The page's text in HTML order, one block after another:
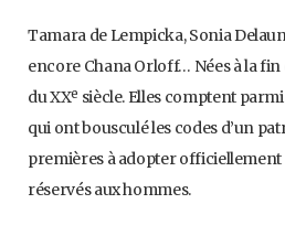
Tamara de Lempicka, Sonia
encore Chana Orloff… Nées à la fin
du XXe siècle. Elles comptent
qui ont bousculé les codes d’un
premières à adopter officiellement
réservés aux hommes.